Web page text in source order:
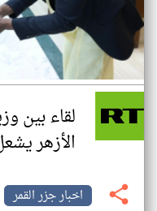
لقاء بين
الأزهر
اخبار جزر القمر